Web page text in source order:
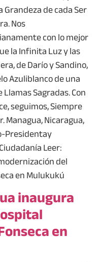
de cada Ser
Nos
con lo mejor
la Infinita Luz y las
de Darío y Sandino,
Azuliblanco de una
Sagradas. Con
seguimos, Siempre
Managua, Nicaragua,
Presidentay
Leer:
del
en Mulukukú
inaugura
en